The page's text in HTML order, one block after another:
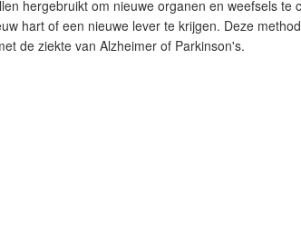
hergebruikt om nieuwe organen en weefsels te
hart of een nieuwe lever te krijgen. Deze
de ziekte van Alzheimer of Parkinson's.